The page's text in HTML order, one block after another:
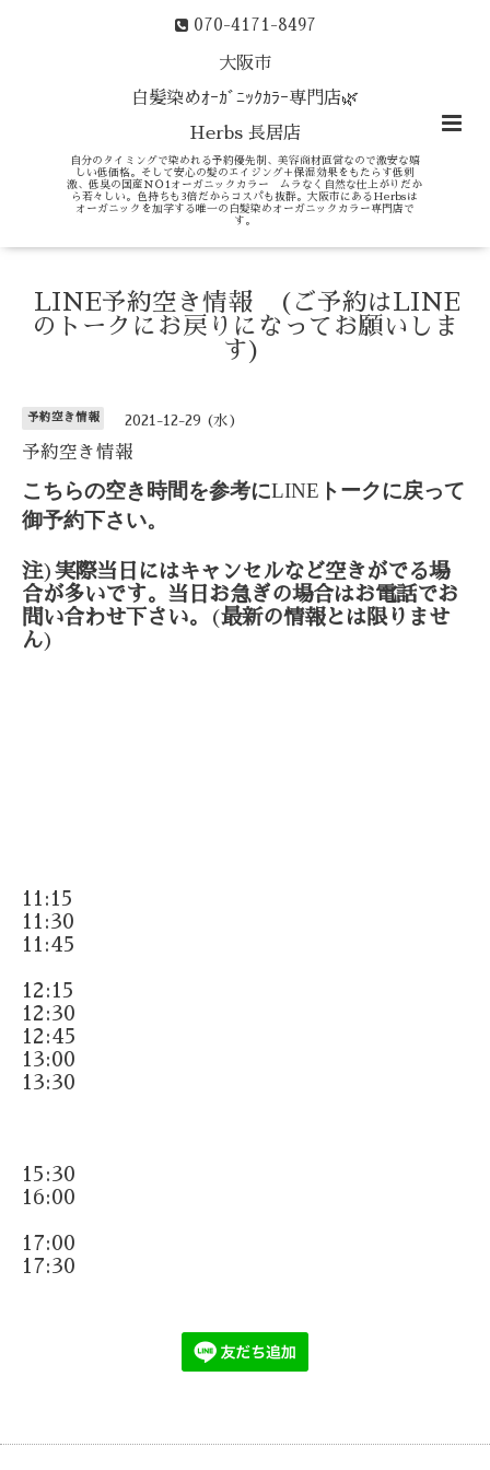
070-4171-8497
大阪市
白髪染めｵｰｶﾞﾆｯｸｶﾗｰ専門店🌿
Herbs 長居店
自分のタイミングで染めれる予約優先制、美容商材直営なので激安な嬉
しい低価格。そして安心の髪のエイジング＋保湿効果をもたらす低刺
激、低臭の国産ＮＯ1オーガニックカラー ムラなく自然な仕上がりだか
ら若々しい。色持ちも3倍だからコスパも抜群。大阪市にあるHerbsは
オーガニックを加学する唯一の白髪染めオーガニックカラー専門店で
す。
LINE予約空き情報 (ご予約はLINE
のトークにお戻りになってお願いしま
す)
予約空き情報 2021-12-29 (水)
予約空き情報
こちらの空き時間を参考にLINE トークに戻って
御予約下さい。
注) 実際当日にはキャンセルなど空きがでる場
合が多いです。当日お急ぎの場合はお電話でお
問い合わせ下さい。
(最新の情報とは限りませ
ん)
11:15
11:30
11:45
12:15
12:30
12:45
13:00
13:30
15:30
16:00
17:00
17:30